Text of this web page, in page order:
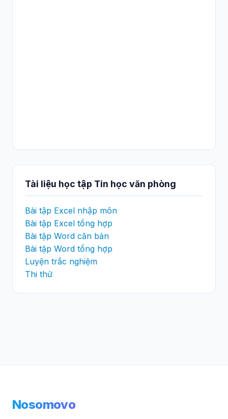
Tài liệu học tập Tin học văn phòng
Bài tập Excel nhập môn
Bài tập Excel tổng hợp
Bài tập Word căn bản
Bài tập Word tổng hợp
Luyện trắc nghiệm
Thi thử
Nosomovo